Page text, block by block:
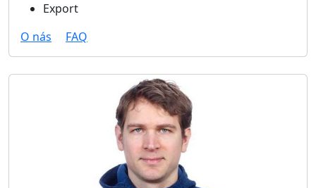
Export
O nás
FAQ